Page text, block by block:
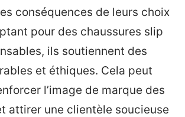
conséquences de leurs choix
pour des chaussures slip
ils soutiennent des
et éthiques. Cela peut
l’image de marque des
attirer une clientèle soucieuse